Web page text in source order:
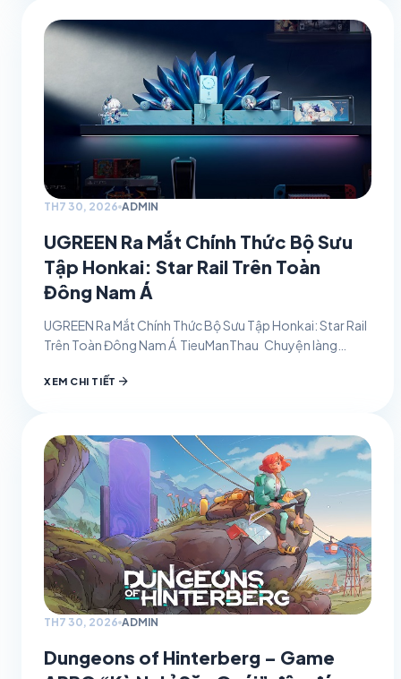
TH7 30, 2026 ADMIN
UGREEN Ra Mắt Chính Thức Bộ Sưu
Tập Honkai: Star Rail Trên Toàn
Đông Nam Á
UGREEN Ra Mắt Chính Thức Bộ Sưu Tập Honkai: Star Rail
Trên Toàn Đông Nam Á TieuManThau Chuyện làng
XEM CHI TIẾT arrow_forward
TH7 30, 2026 ADMIN
Dungeons of Hinterberg – Game